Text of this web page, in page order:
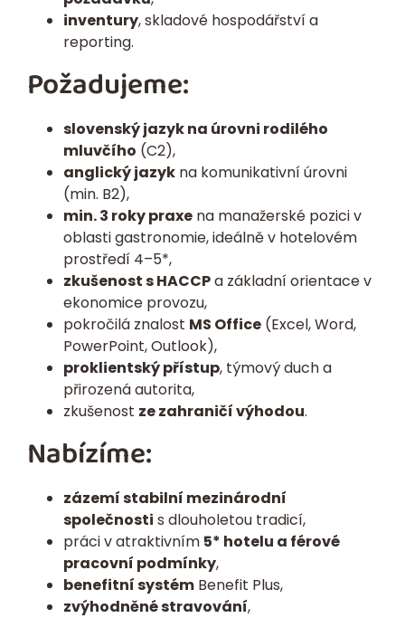
inventury, skladové hospodářství a
reporting.
Požadujeme:
slovenský jazyk na úrovni rodilého
mluvčího (C2),
anglický jazyk na komunikativní úrovni
(min. B2),
min. 3 roky praxe na manažerské pozici v
oblasti gastronomie, ideálně v hotelovém
prostředí 4–5*,
zkušenost s HACCPa základní orientace v
ekonomice provozu,
pokročilá znalost MS Office (Excel, Word,
PowerPoint, Outlook),
proklientský přístup, týmový duch a
přirozená autorita,
zkušenost ze zahraničí výhodou.
Nabízíme:
zázemí stabilní mezinárodní
společnosti s dlouholetou tradicí,
práci v atraktivním 5* hotelu a férové
pracovní podmínky,
benefitní systém Benefit Plus,
zvýhodněné stravování,